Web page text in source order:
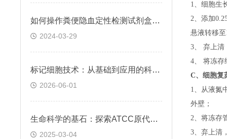
如何操作粪便隐血定性检测试剂盒(邻联甲苯胺法)
2024-03-29
标记细胞技术：从基础到应用的科学探索
2026-06-01
生命科学的基石：探索ATCC原代细胞的魅力
2025-03-04
1、细胞生
2、添加
悬液转移
3、 弃上清
4、 将冻存
C、 细胞复
1、 从液氮
外壁；
2、 将冻存
3、 弃上清